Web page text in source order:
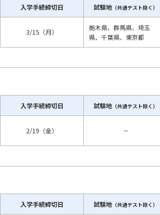
入学手続締切日 試験地（共通テスト除く）
3/15（月）
栃木県、群馬県、埼玉
県、千葉県、東京都
入学手続締切日 試験地（共通テスト除く）
2/19（金） －
入学手続締切日 試験地（共通テスト除く）